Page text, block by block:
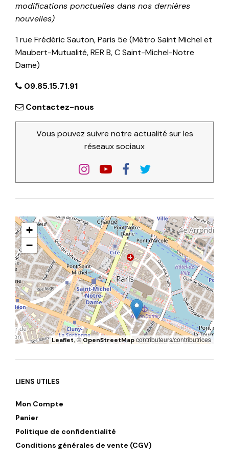
modifications ponctuelles dans nos dernières
nouvelles)
1 rue Frédéric Sauton, Paris 5e (Métro Saint Michel et
Maubert-Mutualité, RER B, C Saint-Michel-Notre
Dame)
09.85.15.71.91
Contactez-nous
Vous pouvez suivre notre actualité sur les
réseaux sociaux
+
−
Leaflet, ©OpenStreetMapcontributeurs/contributrices
LIENS UTILES
Mon Compte
Panier
Politique de confidentialité
Conditions générales de vente (CGV)